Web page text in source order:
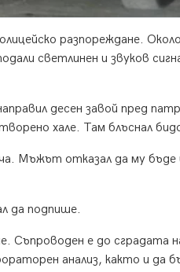
разпореждане.
светлинен и звуков
десен завой пред
хале. Там блъснал
Мъжът отказал да му бъде
да подпише.
Съпроводен е до
анализ, както и да